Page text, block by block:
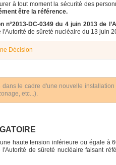
à tout moment la sécurité des
être la référence.
DC-0349 du 4 juin 2013 de
de sûreté nucléaire du 13 juin
Décision
dans le cadre d'une nouvelle installation
etc...).
haute tension inférieure ou égale à
de sûreté nucléaire faisant